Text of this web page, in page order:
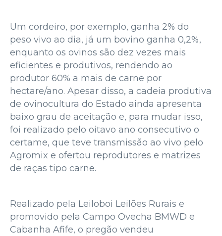
Um cordeiro, por exemplo, ganha 2% do
peso vivo ao dia, já um bovino ganha 0,2%,
enquanto os ovinos são dez vezes mais
eficientes e produtivos, rendendo ao
produtor 60% a mais de carne por
hectare/ano. Apesar disso, a cadeia produtiva
de ovinocultura do Estado ainda apresenta
baixo grau de aceitação e, para mudar isso,
foi realizado pelo oitavo ano consecutivo o
certame, que teve transmissão ao vivo pelo
Agromix e ofertou reprodutores e matrizes
de raças tipo carne.
Realizado pela Leiloboi Leilões Rurais e
promovido pela Campo Ovecha BMWD e
Cabanha Afife, o pregão vendeu